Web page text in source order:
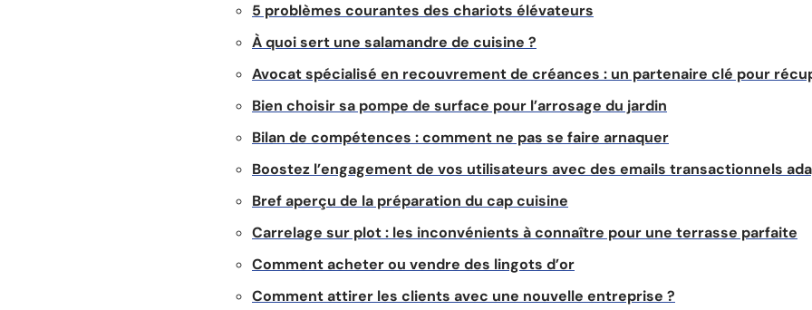
5 problèmes courantes des chariots élévateurs
À quoi sert une salamandre de cuisine ?
Avocat spécialisé en recouvrement de créances : un partenaire clé pour
Bien choisir sa pompe de surface pour l’arrosage du jardin
Bilan de compétences : comment ne pas se faire arnaquer
Boostez l’engagement de vos utilisateurs avec des emails transactionnels
Bref aperçu de la préparation du cap cuisine
Carrelage sur plot : les inconvénients à connaître pour une terrasse parfaite
Comment acheter ou vendre des lingots d’or
Comment attirer les clients avec une nouvelle entreprise ?